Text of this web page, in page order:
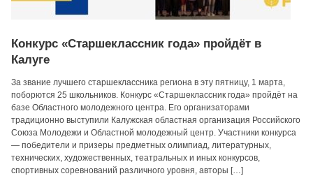
Конкурс «Старшеклассник года» пройдёт в
Калуге
За звание лучшего старшеклассника региона в эту пятницу, 1 марта,
поборются 25 школьников. Конкурс «Старшеклассник года» пройдёт на
базе Областного молодежного центра. Его организаторами
традиционно выступили Калужская областная организация Российского
Союза Молодежи и Областной молодежный центр. Участники конкурса
— победители и призеры предметных олимпиад, литературных,
технических, художественных, театральных и иных конкурсов,
спортивных соревнований различного уровня, авторы […]